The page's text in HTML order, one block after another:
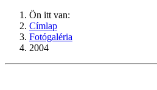
Ön itt van:
Címlap
Fotógaléria
2004